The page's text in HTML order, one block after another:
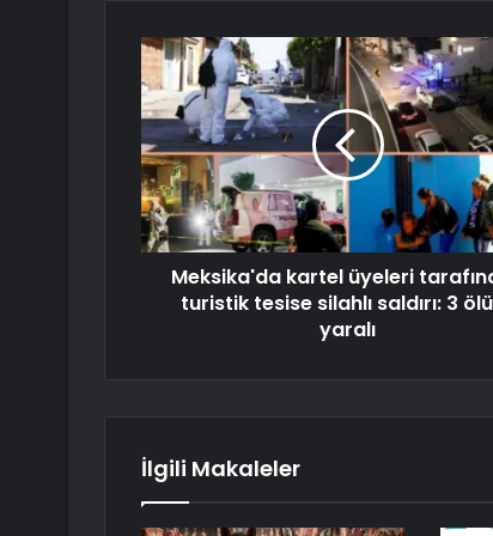
Meksika'da kartel üyeleri
turistik tesise silahlı saldırı: 3
yaralı
İlgili Makaleler